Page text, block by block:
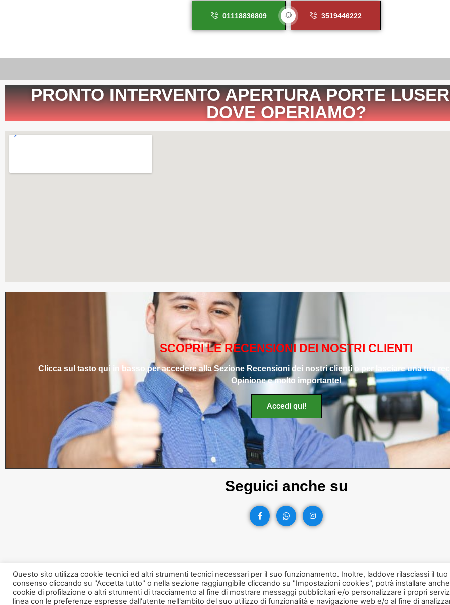
01118836809 3519446222
PRONTO INTERVENTO APERTURA PORTE
DOVE OPERIAMO?
SCOPRI LE RECENSIONI DEI NOSTRI CLIENTI
Clicca sul tasto qui in basso per accedere alla Sezione Recensioni dei nostri clienti o per lasciare una tua
Opinione e molto importante!
Accedi qui!
Seguici anche su
Questo sito utilizza cookie tecnici ed altri strumenti tecnici necessari per il suo funzionamento. Inoltre, laddove rilasciassi il tuo
consenso cliccando su "Accetta tutto" o nella sezione raggiungibile cliccando su "Impostazioni cookies", potrà installare anche
cookie di profilazione o altri strumenti di tracciamento al fine di mostrare messaggi pubblicitari e/o personalizzare i propri
linea con le preferenze espresse dall'utente nell'ambito del suo utilizzo di funzionalità e navigazione web e/o al fine di